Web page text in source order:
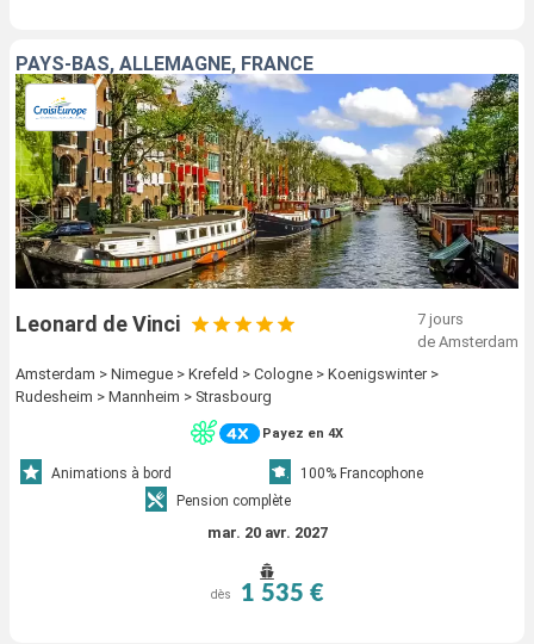
PAYS-BAS, ALLEMAGNE, FRANCE
Leonard de Vinci
7 jours
de Amsterdam
Amsterdam > Nimegue > Krefeld > Cologne > Koenigswinter >
Rudesheim > Mannheim > Strasbourg
Payez en 4X
Animations à bord
100% Francophone
Pension complète
mar. 20 avr. 2027
dès 1 535 €